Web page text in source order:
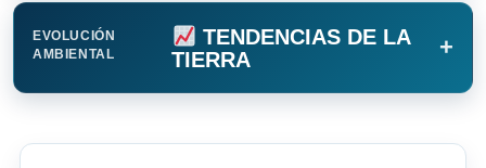
EVOLUCIÓN
AMBIENTAL
TENDENCIAS DE LA
TIERRA
+